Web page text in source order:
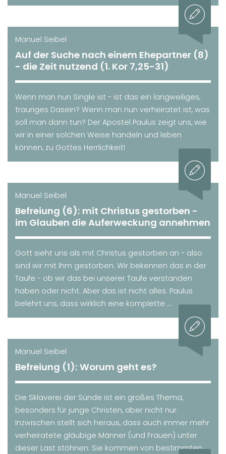
Manuel Seibel
Auf der Suche nach einem Ehepartner (8)
- die Zeit nutzend (1. Kor 7,25-31)
Wenn man nun Single ist - ist das ein langweiliges,
trauriges Dasein? Wenn man nun verheiratet ist, was
soll man dann tun? Der Apostel Paulus zeigt uns, wie
wir in einer solchen Weise handeln und leben
können, zu Gottes Herrlichkeit!
Manuel Seibel
Befreiung (6): mit Christus gestorben -
im Glauben die Auferweckung annehmen
Gott sieht uns als mit Christus gestorben an - also
sind wir mit Ihm gestorben. Wir bekennen das in der
Taufe - ob wir das bei unserer Taufe verstanden
haben oder nicht. Aber das ist nicht alles. Paulus
belehrt uns, dass wirklich eine komplette ...
Manuel Seibel
Befreiung (1): Worum geht es?
Die Sklaverei der Sünde ist ein großes Thema,
besonders für junge Christen, aber nicht nur.
Inzwischen stellt sich heraus, dass auch immer mehr
verheiratete gläubige Männer (und Frauen) unter
dieser Last stöhnen: Sie kommen von bestimmten ...